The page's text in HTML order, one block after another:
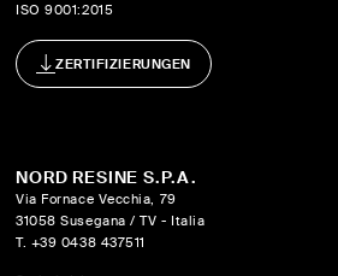
ISO 9001:2015
ZERTIFIZIERUNGEN
NORD RESINE S.P.A.
Via Fornace Vecchia, 79
31058 Susegana / TV - Italia
T. +39 0438 437511